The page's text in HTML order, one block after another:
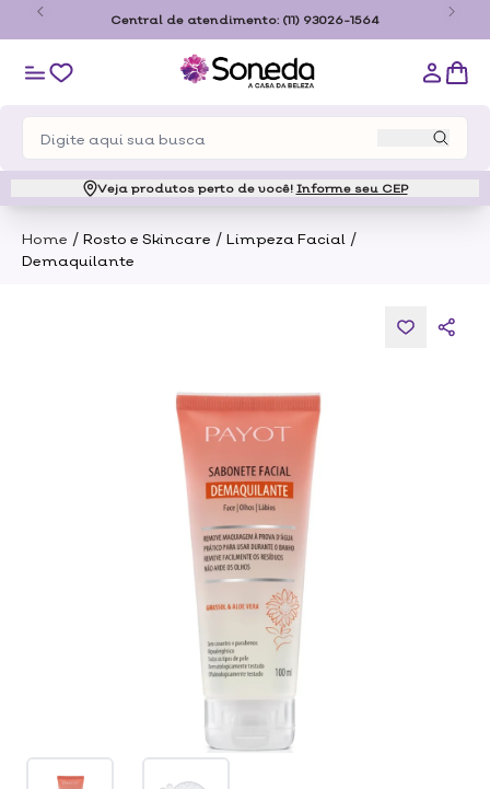
Central de atendimento: (11) 93026-1564
Veja produtos perto de você! Informe seu CEP
Home / Rosto e Skincare / Limpeza Facial /
Demaquilante